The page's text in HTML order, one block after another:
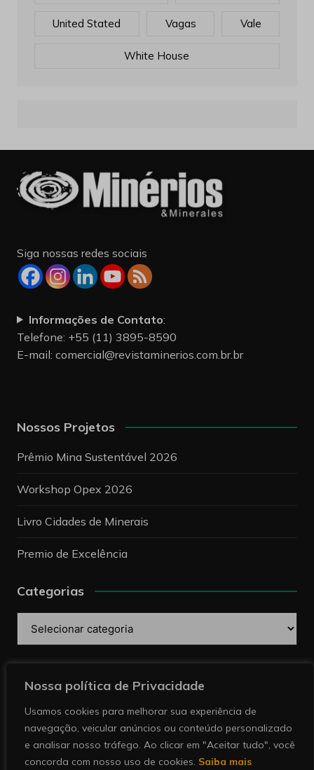
Nossa política de Privacidade
Usamos cookies para melhorar sua experiência de
navegação, veicular anúncios ou conteúdo personalizado
e analisar nosso tráfego. Ao clicar em "Aceitar tudo", você
concorda com nosso uso de cookies. Saiba mais
United Stated Vagas Vale
White House
Siga nossas redes sociais
Informações de Contato:
Telefone: +55 (11) 3895-8590
E-mail: comercial@revistaminerios.com.br.br
Nossos Projetos
Prêmio Mina Sustentável 2026
Workshop Opex 2026
Livro Cidades de Minerais
Premio de Excelência
Categorias